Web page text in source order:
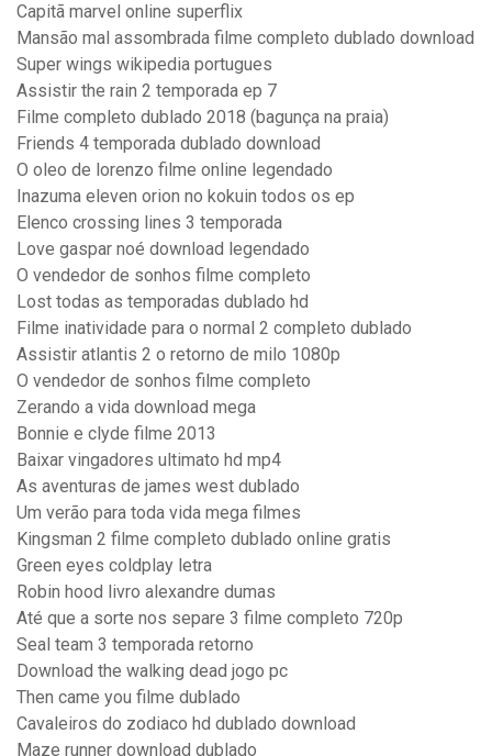
Capitã marvel online superflix
Mansão mal assombrada filme completo dublado download
Super wings wikipedia portugues
Assistir the rain 2 temporada ep 7
Filme completo dublado 2018 (bagunça na praia)
Friends 4 temporada dublado download
O oleo de lorenzo filme online legendado
Inazuma eleven orion no kokuin todos os ep
Elenco crossing lines 3 temporada
Love gaspar noé download legendado
O vendedor de sonhos filme completo
Lost todas as temporadas dublado hd
Filme inatividade para o normal 2 completo dublado
Assistir atlantis 2 o retorno de milo 1080p
O vendedor de sonhos filme completo
Zerando a vida download mega
Bonnie e clyde filme 2013
Baixar vingadores ultimato hd mp4
As aventuras de james west dublado
Um verão para toda vida mega filmes
Kingsman 2 filme completo dublado online gratis
Green eyes coldplay letra
Robin hood livro alexandre dumas
Até que a sorte nos separe 3 filme completo 720p
Seal team 3 temporada retorno
Download the walking dead jogo pc
Then came you filme dublado
Cavaleiros do zodiaco hd dublado download
Maze runner download dublado